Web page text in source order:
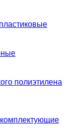
полиэтилена